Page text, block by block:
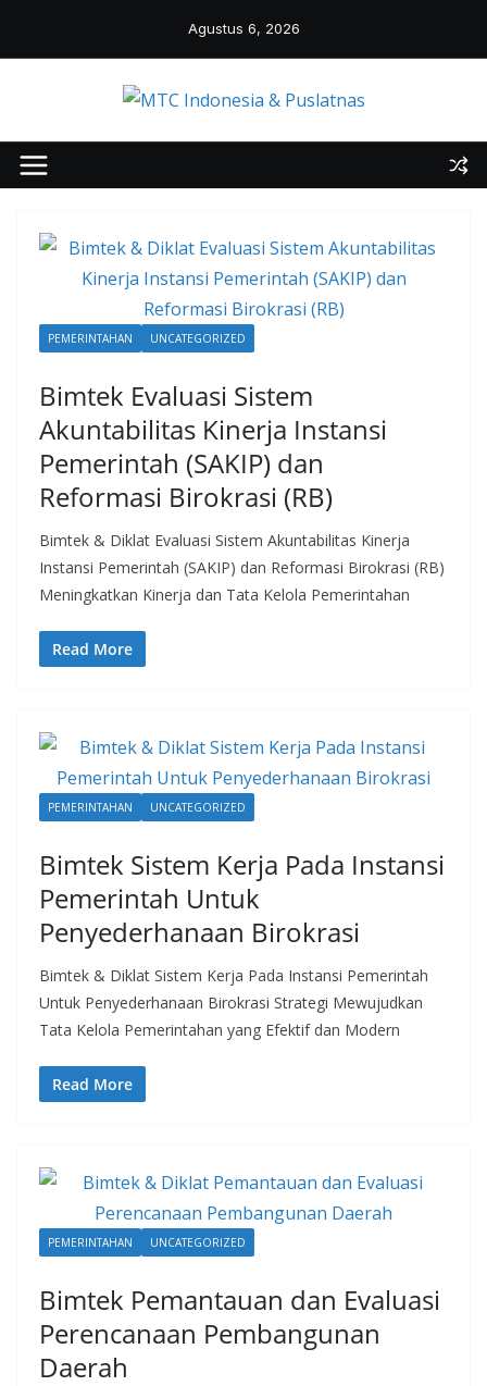
Agustus 6, 2026
PEMERINTAHAN UNCATEGORIZED
Bimtek Evaluasi Sistem
Akuntabilitas Kinerja Instansi
Pemerintah (SAKIP) dan
Reformasi Birokrasi (RB)
Bimtek & Diklat Evaluasi Sistem Akuntabilitas Kinerja
Instansi Pemerintah (SAKIP) dan Reformasi Birokrasi (RB)
Meningkatkan Kinerja dan Tata Kelola Pemerintahan
Read More
PEMERINTAHAN UNCATEGORIZED
Bimtek Sistem Kerja Pada Instansi
Pemerintah Untuk
Penyederhanaan Birokrasi
Bimtek & Diklat Sistem Kerja Pada Instansi Pemerintah
Untuk Penyederhanaan Birokrasi Strategi Mewujudkan
Tata Kelola Pemerintahan yang Efektif dan Modern
Read More
PEMERINTAHAN UNCATEGORIZED
Bimtek Pemantauan dan Evaluasi
Perencanaan Pembangunan
Daerah